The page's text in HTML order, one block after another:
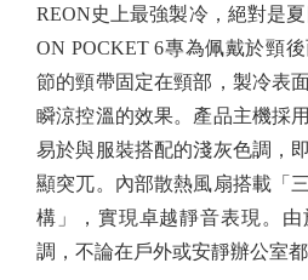
REON史上最強製冷，絕對是
ON POCKET 6專為佩戴於頸
節的頸帶固定在頸部，製冷表
瞬涼控溫的效果。產品主機採
易於與服裝搭配的淺灰色調，
顯突兀。內部散熱風扇搭載「
構」，實現卓越靜音表現。
調，不論在戶外或安靜辦公室都